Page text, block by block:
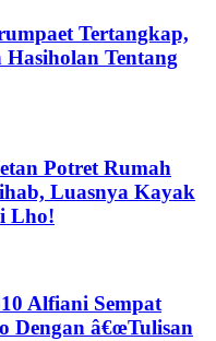
Tertangkap,
Tentang
Potret Rumah
Luasnya Kayak
Lho!
Alfiani Sempat
Dengan â€œTulisan